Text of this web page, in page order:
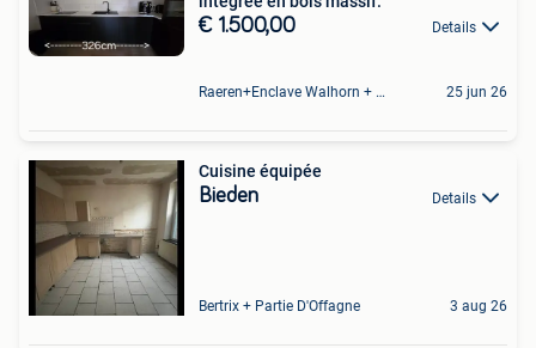
€ 1.500,00 Details
Raeren+Enclave Walhorn + Gebietsteil Eupen 25 jun 26
Cuisine équipée
Bieden Details
Bertrix + Partie D'Offagne 3 aug 26